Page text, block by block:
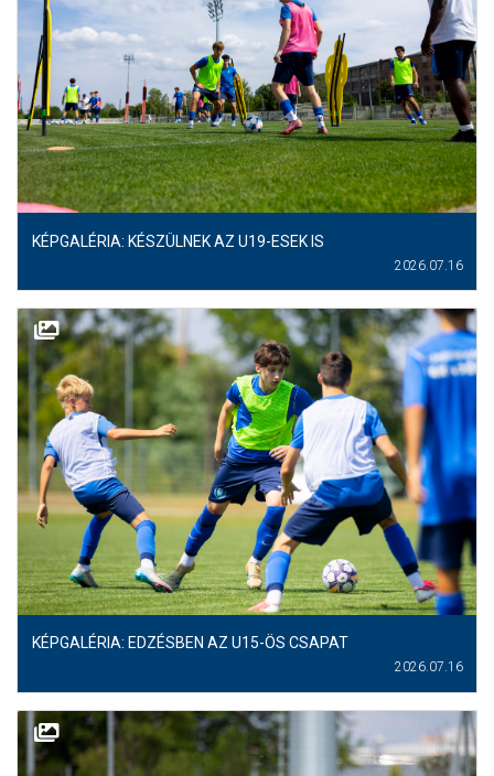
HÍREK
AKADÉMIA
CSAPATOK
MÉRKŐZÉSEK
GALÉRIA
JELENTKEZÉS
VEZETŐSÉG
KÉPGALÉRIA: KÉSZÜLNEK AZ U19-ESEK IS
2026.07.16
KÉPGALÉRIA: EDZÉSBEN AZ U15-ÖS CSAPAT
2026.07.16